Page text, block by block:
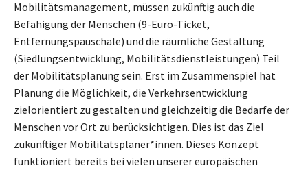
Mobilitätsmanagement, müssen zukünftig auch die
Befähigung der Menschen (9-Euro-Ticket,
Entfernungspauschale) und die räumliche Gestaltung
(Siedlungsentwicklung, Mobilitätsdienstleistungen) Teil
der Mobilitätsplanung sein. Erst im Zusammenspiel hat
Planung die Möglichkeit, die Verkehrsentwicklung
zielorientiert zu gestalten und gleichzeitig die Bedarfe der
Menschen vor Ort zu berücksichtigen. Dies ist das Ziel
zukünftiger Mobilitätsplaner*innen. Dieses Konzept
funktioniert bereits bei vielen unserer europäischen